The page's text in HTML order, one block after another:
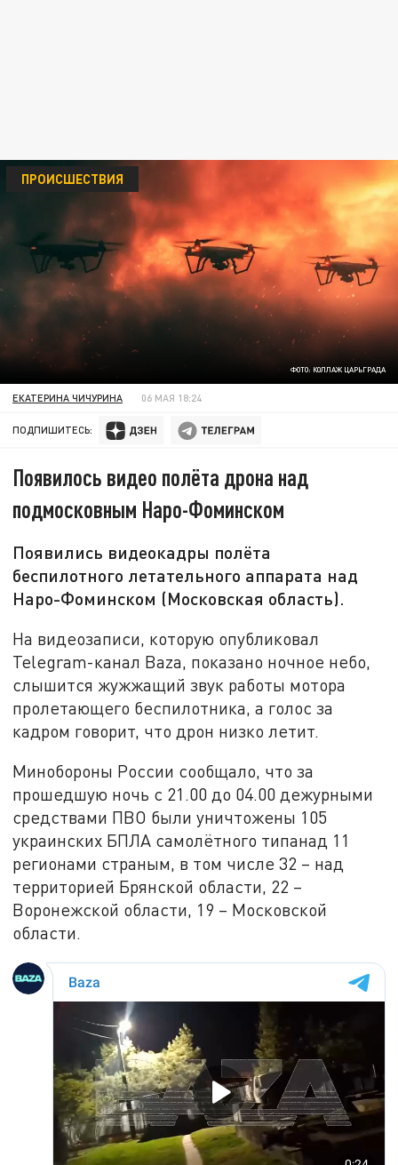
ФОТО: КОЛЛАЖ ЦАРЬГРАДА
ПРОИСШЕСТВИЯ
ЕКАТЕРИНА ЧИЧУРИНА 06 МАЯ 18:24
ПОДПИШИТЕСЬ:
Появилось видео полёта дрона над
подмосковным Наро-Фоминском
Появились видеокадры полёта
беспилотного летательного аппарата над
Наро-Фоминском (Московская область).
На видеозаписи, которую опубликовал
Telegram-канал Baza, показано ночное небо,
слышится жужжащий звук работы мотора
пролетающего беспилотника, а голос за
кадром говорит, что дрон низко летит.
Минобороны России сообщало, что за
прошедшую ночь с 21.00 до 04.00 дежурными
средствами ПВО были уничтожены 105
украинских БПЛА самолётного типанад 11
регионами страным, в том числе 32 – над
территорией Брянской области, 22 –
Воронежской области, 19 – Московской
области.